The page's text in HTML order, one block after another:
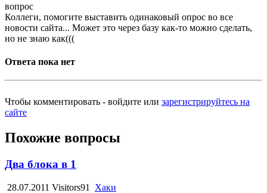
вопрос
Коллеги, помогите выставить одинаковый опрос во все
новости сайта... Может это через базу как-то можно сделать,
но не знаю как(((
Ответа пока нет
Чтобы комментировать - войдите или зарегистрируйтесь на
сайте
Похожие вопросы
Два блока в 1
28.07.2011 Visitors91 Хаки